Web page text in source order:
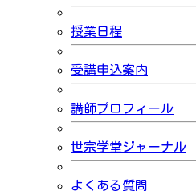
授業日程
受講申込案内
講師プロフィール
世宗学堂ジャーナル
よくある質問